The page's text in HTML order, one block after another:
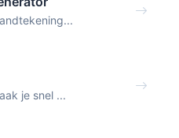
je snel ...